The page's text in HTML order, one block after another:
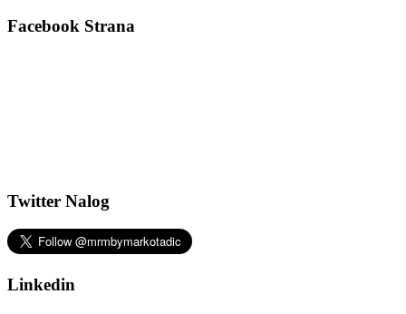
Facebook Strana
Twitter Nalog
Linkedin